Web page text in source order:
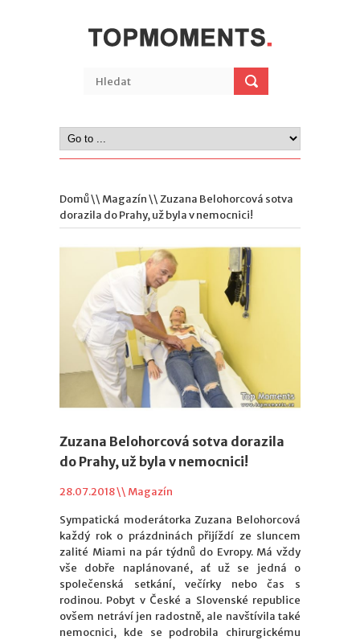
Domů\\ Magazín\\ Zuzana Belohorcová sotva
dorazila do Prahy, už byla v nemocnici!
Zuzana Belohorcová sotva dorazila
do Prahy, už byla v nemocnici!
28.07.2018 \\ Magazín
Sympatická moderátorka Zuzana Belohorcová
každý rok o prázdninách přijíždí ze sluncem
zalité Miami na pár týdnů do Evropy. Má vždy
vše dobře naplánované, ať už se jedná o
společenská setkání, večírky nebo čas s
rodinou. Pobyt v České a Slovenské republice
ovšem netráví jen radostně, ale navštívila také
nemocnici, kde se podrobila chirurgickému